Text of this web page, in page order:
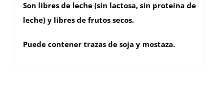
Son libres de leche (sin lactosa, sin proteína de
leche) y libres de frutos secos.
Puede contener trazas de soja y mostaza.